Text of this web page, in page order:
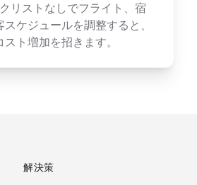
リストなしでフライト、宿
ケジュールを調整すると、
スト増加を招きます。
解決策